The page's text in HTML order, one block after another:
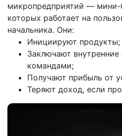
микропредприятий — мини-
которых работает на
начальника. Они:
Инициируют продукты;
Заключают
командами;
Получают прибыль от
Теряют доход, если